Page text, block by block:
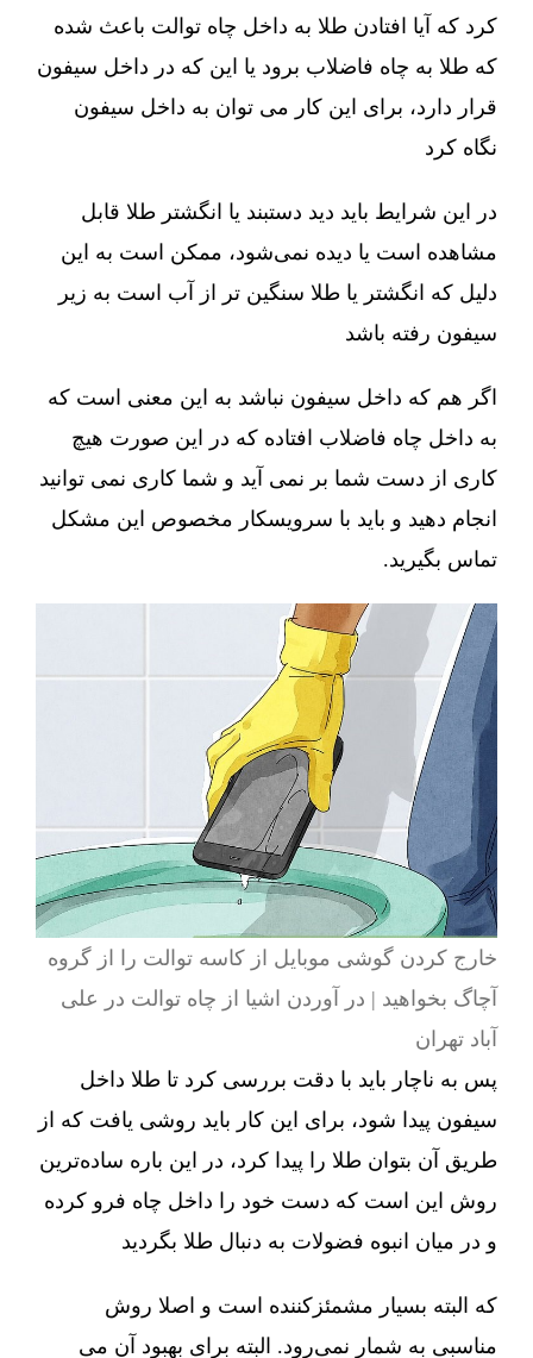
کرد که آیا افتادن طلا به داخل چاه توالت باعث شده
که طلا به چاه فاضلاب برود یا این که در داخل سیفون
قرار دارد، برای این کار می توان به داخل سیفون
نگاه کرد
در این شرایط باید دید دستبند یا انگشتر طلا قابل
مشاهده است یا دیده نمی‌شود، ممکن است به این
دلیل که انگشتر یا طلا سنگین تر از آب است به زیر
سیفون رفته باشد
اگر هم که داخل سیفون نباشد به این معنی است که
به داخل چاه فاضلاب افتاده که در این صورت هیچ
کاری از دست شما بر نمی آید و شما کاری نمی توانید
انجام دهید و باید با سرویسکار مخصوص این مشکل
تماس بگیرید.
خارج کردن گوشی موبایل از کاسه توالت را از گروه
آچاگ بخواهید | در آوردن اشیا از چاه توالت در علی
آباد تهران
پس به ناچار باید با دقت بررسی کرد تا طلا داخل
سیفون پیدا شود، برای این کار باید روشی یافت که از
طریق آن بتوان طلا را پیدا کرد، در این باره ساده‌ترین
روش این است که دست خود را داخل چاه فرو کرده
و در میان انبوه فضولات به دنبال طلا بگردید
که البته بسیار مشمئزکننده است و اصلا روش
مناسبی به شمار نمی‌رود. البته برای بهبود آن می